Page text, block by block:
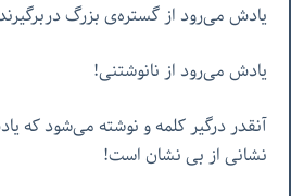
یادش می‌رود از گستره‌ی بزرگ
یادش می‌رود از نانوشتنی!
آنقدر درگیر کلمه و نوشته می‌شود که
نشانی از بی نشان است!